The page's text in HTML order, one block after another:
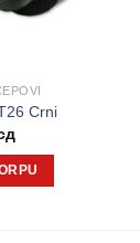
Crni